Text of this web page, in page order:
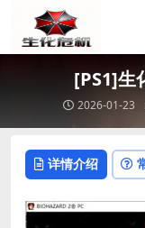
[PS1]生
2026-01-23
详情介绍